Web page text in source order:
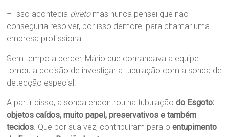
– Isso acontecia diretomas nunca pensei que não
conseguiria resolver, por isso demorei para chamar uma
empresa profissional.
Sem tempo a perder, Mário que comandava a equipe
tomou a decisão de investigar a tubulação com a sonda de
detecção especial.
A partir disso, a sonda encontrou na tubulaçãodo Esgoto:
objetos caídos, muito papel, preservativos e também
tecidos. Que por sua vez, contribuíram para oentupimento